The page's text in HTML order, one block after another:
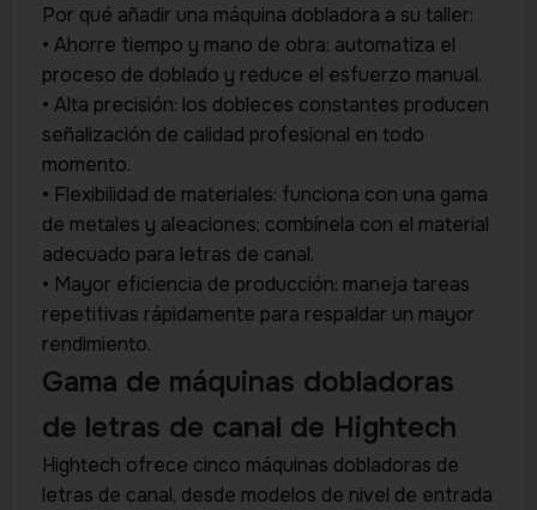
Por qué añadir una máquina dobladora a su taller:
• Ahorre tiempo y mano de obra: automatiza el
proceso de doblado y reduce el esfuerzo manual.
• Alta precisión: los dobleces constantes producen
señalización de calidad profesional en todo
momento.
• Flexibilidad de materiales: funciona con una gama
de metales y aleaciones; combínela con el material
adecuado para letras de canal.
• Mayor eficiencia de producción: maneja tareas
repetitivas rápidamente para respaldar un mayor
rendimiento.
Gama de máquinas dobladoras
de letras de canal de Hightech
Hightech ofrece cinco máquinas dobladoras de
letras de canal, desde modelos de nivel de entrada